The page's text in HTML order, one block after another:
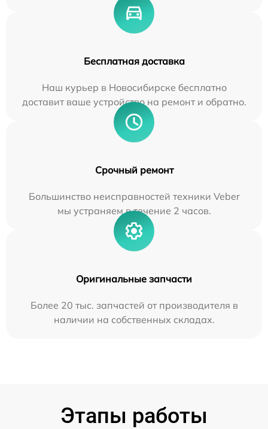
Бесплатная доставка
Наш курьер в Новосибирске бесплатно
доставит ваше устройство на ремонт и обратно.
Срочный ремонт
Большинство неисправностей техники Veber
мы устраняем в течение 2 часов.
Оригинальные запчасти
Более 20 тыс. запчастей от производителя в
наличии на собственных складах.
Этапы работы